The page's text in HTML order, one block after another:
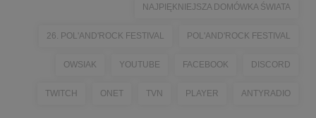
NAJPIĘKNIEJSZA DOMÓWKA ŚWIATA
26. POL'AND'ROCK FESTIVAL POL'AND'ROCK FESTIVAL
OWSIAK YOUTUBE FACEBOOK DISCORD
TWITCH ONET TVN PLAYER ANTYRADIO